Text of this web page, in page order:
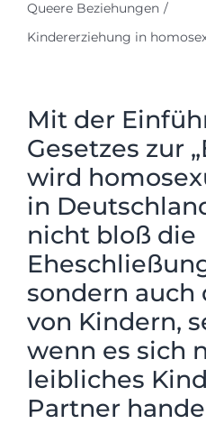
Queere Beziehungen
Kindererziehung in
Mit der
Gesetzes zur
wird
in
nicht bloß die
sondern auch
von Kindern,
wenn es sich
leibliches
Partner